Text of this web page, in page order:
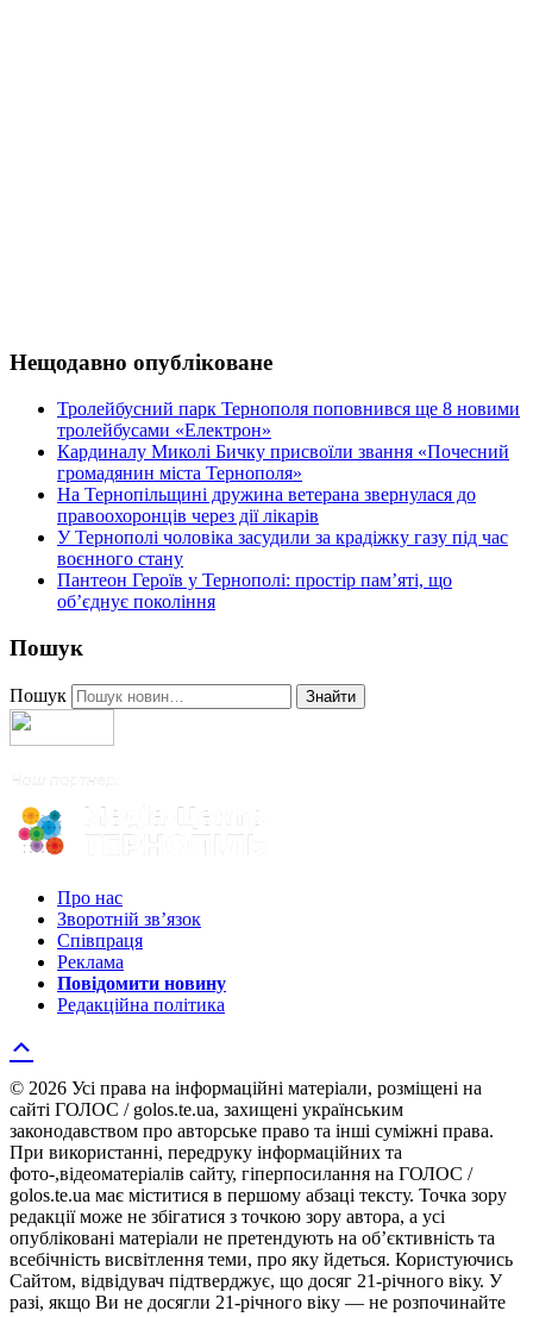
Нещодавно опубліковане
Тролейбусний парк Тернополя поповнився ще 8 новими
тролейбусами «Електрон»
Кардиналу Миколі Бичку присвоїли звання «Почесний
громадянин міста Тернополя»
На Тернопільщині дружина ветерана звернулася до
правоохоронців через дії лікарів
У Тернополі чоловіка засудили за крадіжку газу під час
воєнного стану
Пантеон Героїв у Тернополі: простір пам’яті, що
об’єднує покоління
Пошук
Пошук Знайти
Про нас
Зворотній зв’язок
Співпраця
Реклама
Повідомити новину
Редакційна політика
© 2026 Усі права на інформаційні матеріали, розміщені на
сайті ГОЛОС / golos.te.ua, захищені українським
законодавством про авторське право та інші суміжні права.
При використанні, передруку інформаційних та
фото-,відеоматеріалів сайту, гіперпосилання на ГОЛОС /
golos.te.ua має міститися в першому абзаці тексту. Точка зору
редакції може не збігатися з точкою зору автора, а усі
опубліковані матеріали не претендують на об’єктивність та
всебічність висвітлення теми, про яку йдеться. Користуючись
Сайтом, відвідувач підтверджує, що досяг 21-річного віку. У
разі, якщо Ви не досягли 21-річного віку — не розпочинайте